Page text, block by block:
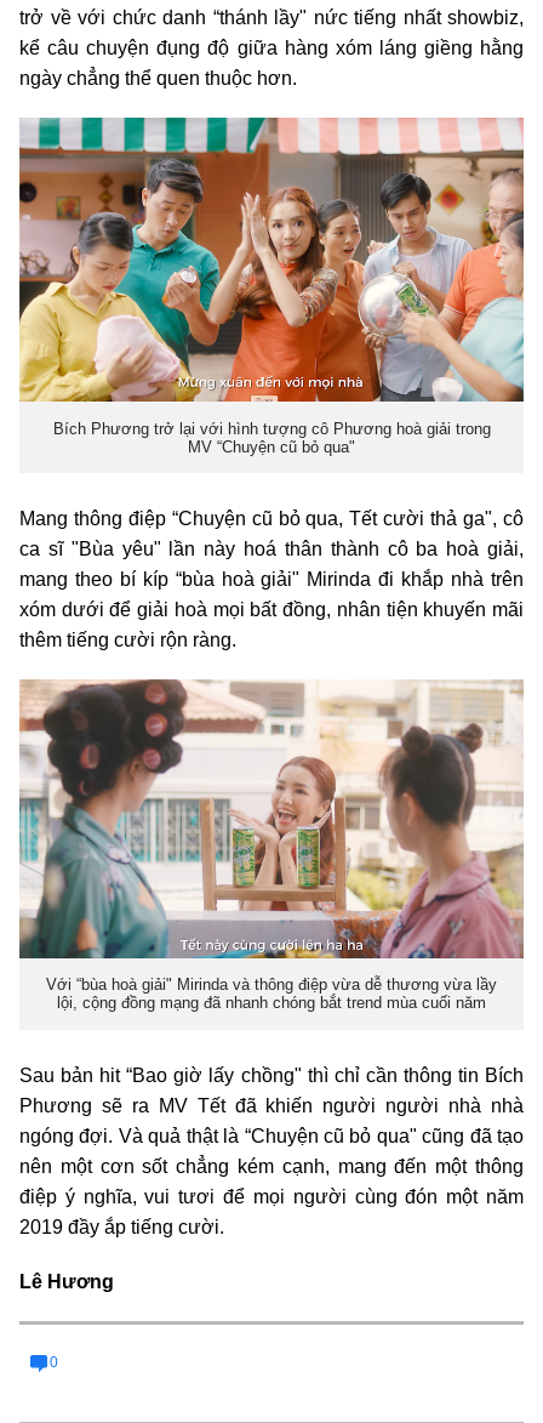
trở về với chức danh “thánh lầy" nức tiếng nhất showbiz,
kể câu chuyện đụng độ giữa hàng xóm láng giềng hằng
ngày chẳng thể quen thuộc hơn.
Bích Phương trở lại với hình tượng cô Phương hoà giải trong
MV “Chuyện cũ bỏ qua"
Mang thông điệp “Chuyện cũ bỏ qua, Tết cười thả ga", cô
ca sĩ "Bùa yêu" lần này hoá thân thành cô ba hoà giải,
mang theo bí kíp “bùa hoà giải" Mirinda đi khắp nhà trên
xóm dưới để giải hoà mọi bất đồng, nhân tiện khuyến mãi
thêm tiếng cười rộn ràng.
Với “bùa hoà giải" Mirinda và thông điệp vừa dễ thương vừa lầy
lội, cộng đồng mạng đã nhanh chóng bắt trend mùa cuối năm
Sau bản hit “Bao giờ lấy chồng" thì chỉ cần thông tin Bích
Phương sẽ ra MV Tết đã khiến người người nhà nhà
ngóng đợi. Và quả thật là “Chuyện cũ bỏ qua" cũng đã tạo
nên một cơn sốt chẳng kém cạnh, mang đến một thông
điệp ý nghĩa, vui tươi để mọi người cùng đón một năm
2019 đầy ắp tiếng cười.
Lê Hương
0